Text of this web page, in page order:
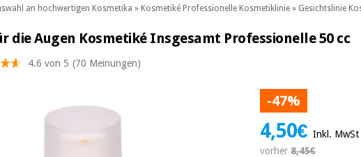
an hochwertigen Kosmetika » Kosmetiké Professionelle Kosmetiklinie » Gesichtslinie
die Augen Kosmetiké Insgesamt Professionelle 50 cc
4.6 von 5 (70 Meinungen)
-47%
4,50€Inkl. MwSt
vorher8,45€